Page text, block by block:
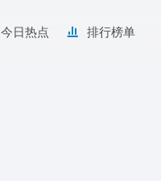
今日热点 排行榜单